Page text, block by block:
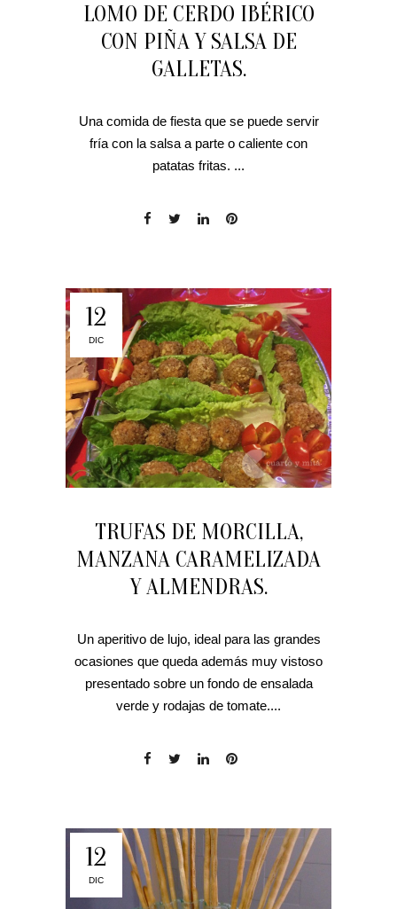
LOMO DE CERDO IBÉRICO
CON PIÑA Y SALSA DE
GALLETAS.
Una comida de fiesta que se puede servir
fría con la salsa a parte o caliente con
patatas fritas. ...
12
DIC
TRUFAS DE MORCILLA,
MANZANA CARAMELIZADA
Y ALMENDRAS.
Un aperitivo de lujo, ideal para las grandes
ocasiones que queda además muy vistoso
presentado sobre un fondo de ensalada
verde y rodajas de tomate....
12
DIC